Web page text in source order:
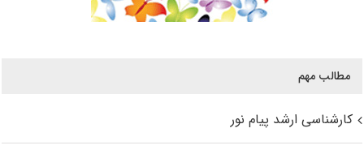
مطالب مهم
کارشناسی ارشد پیام نور